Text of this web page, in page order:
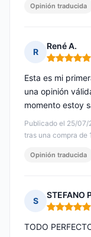
Opinión traducida
R
René A.
Nota: 5 de 5
Publicado el 25/
tras una compra de
Esta es mi
una opinión
momento estoy
Opinión traducida
S
STEFANO
Nota: 5 de 5
TODO